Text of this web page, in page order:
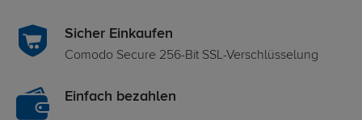
Sicher Einkaufen
Comodo Secure 256-Bit SSL-Verschlüsselung
Einfach bezahlen